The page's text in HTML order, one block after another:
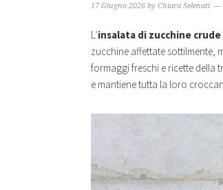
17 Giugno 2026 by Chiara Selenati
L’insalata di zucchine crude
zucchine affettate sottilmente,
formaggi freschi e ricette della
e mantiene tutta la loro